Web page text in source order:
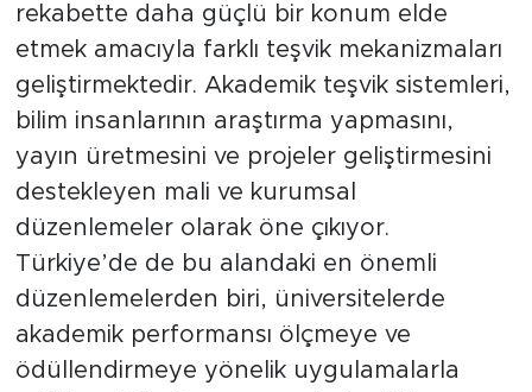
rekabette daha güçlü bir konum elde
etmek amacıyla farklı teşvik mekanizmaları
geliştirmektedir. Akademik teşvik sistemleri,
bilim insanlarının araştırma yapmasını,
yayın üretmesini ve projeler geliştirmesini
destekleyen mali ve kurumsal
düzenlemeler olarak öne çıkıyor.
Türkiye’de de bu alandaki en önemli
düzenlemelerden biri, üniversitelerde
akademik performansı ölçmeye ve
ödüllendirmeye yönelik uygulamalarla